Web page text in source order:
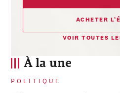
À la une
POLITIQUE
ACHETER
VOIR TOUTES